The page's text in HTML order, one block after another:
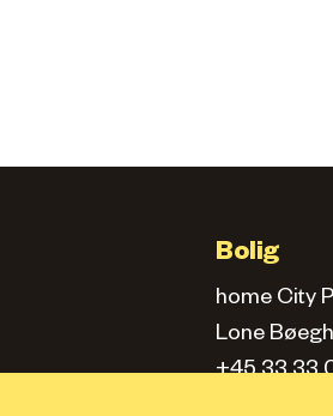
Bolig
home City
Lone
+45 33 33